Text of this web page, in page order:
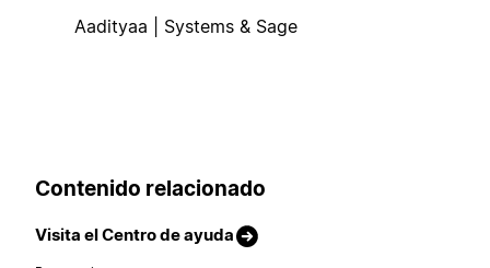
Aadityaa | Systems & Sage
Contenido relacionado
Visita el Centro de ayuda